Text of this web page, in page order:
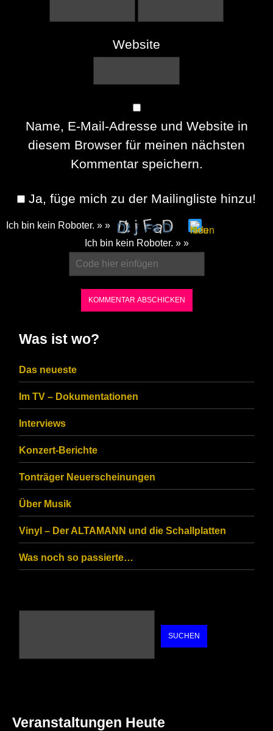
Website
Name, E-Mail-Adresse und Website in
diesem Browser für meinen nächsten
Kommentar speichern.
Ja, füge mich zu der Mailingliste hinzu!
Ich bin kein Roboter. » »
CAPTCHA
ensure
that
you
are
human.
Ich bin kein Roboter. » »
Was ist wo?
Das neueste
Im TV – Dokumentationen
Interviews
Konzert-Berichte
Tonträger Neuerscheinungen
Über Musik
Vinyl – Der ALTAMANN und die Schallplatten
Was noch so passierte…
SUCHEN
Veranstaltungen Heute